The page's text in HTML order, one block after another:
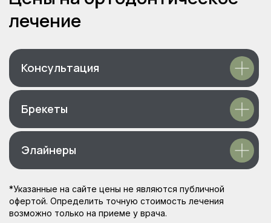
Консультация
Брекеты
Элайнеры
*Указанные на сайте цены не являются публичной
офертой. Определить точную стоимость лечения
возможно только на приеме у врача.
Telegram канал